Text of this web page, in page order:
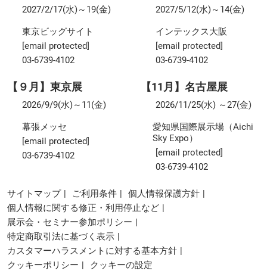
2027/2/17(水)～19(金)
東京ビッグサイト
[email protected]
03-6739-4102
2027/5/12(水)～14(金)
インテックス大阪
[email protected]
03-6739-4102
【９月】東京展
2026/9/9(水)～11(金)
幕張メッセ
[email protected]
03-6739-4102
【11月】名古屋展
2026/11/25(水) ～27(金)
愛知県国際展示場（Aichi
Sky Expo）
[email protected]
03-6739-4102
サイトマップ ご利用条件
個人情報保護方針
個人情報に関する修正・利用停止など
展示会・セミナー参加ポリシー
特定商取引法に基づく表示
カスタマーハラスメントに対する基本方針
クッキーポリシー
クッキーの設定